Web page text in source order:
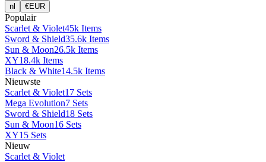
nl €EUR
Populair
Scarlet & Violet45k Items
Sword & Shield35.6k Items
Sun & Moon26.5k Items
XY18.4k Items
Black & White14.5k Items
Nieuwste
Scarlet & Violet17 Sets
Mega Evolution7 Sets
Sword & Shield18 Sets
Sun & Moon16 Sets
XY15 Sets
Nieuw
Scarlet & Violet